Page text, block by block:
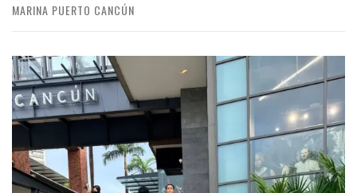
MARINA PUERTO CANCÚN